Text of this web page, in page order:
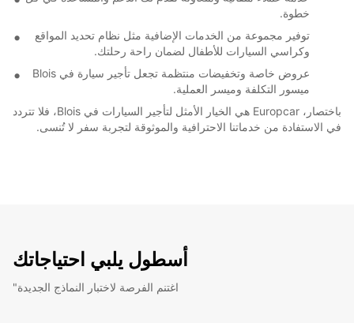
خطوة.
توفير مجموعة من الخدمات الإضافية مثل نظام تحديد المواقع
وكراسي السيارات للأطفال لضمان راحة رحلتك.
عروض خاصة وتخفيضات منتظمة تجعل تأجير سيارة في Blois
ميسور التكلفة وميسر العملية.
باختصار، Europcar هي الخيار الأمثل لتأجير السيارات في Blois، فلا تتردد
في الاستفادة من خدماتنا الاحترافية والموثوقة لتجربة سفر لا تُنسى.
أسطول يلبي احتياجاتك
"اغتنم الفرصة لاختبار النماذج الجديدة